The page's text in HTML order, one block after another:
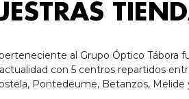
al Grupo Óptico Tábora
con 5 centros repartidos
Pontedeume, Betanzos, Melide